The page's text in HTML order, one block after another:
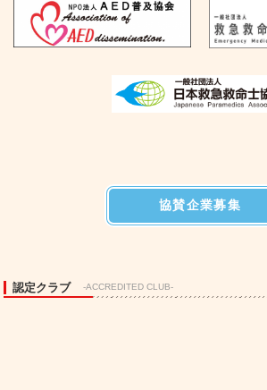
協賛企業募集
認定クラブ -ACCREDITED CLUB-